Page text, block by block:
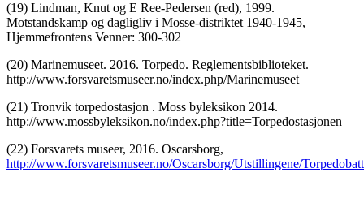
(19) Lindman, Knut og E Ree-Pedersen (red), 1999.
Motstandskamp og dagligliv i Mosse-distriktet 1940-1945,
Hjemmefrontens Venner: 300-302
(20) Marinemuseet. 2016. Torpedo. Reglementsbiblioteket.
http://www.forsvaretsmuseer.no/index.php/Marinemuseet
(21) Tronvik torpedostasjon . Moss byleksikon 2014.
http://www.mossbyleksikon.no/index.php?title=Torpedostasjonen
(22) Forsvarets museer, 2016. Oscarsborg,
http://www.forsvaretsmuseer.no/Oscarsborg/Utstillingene/